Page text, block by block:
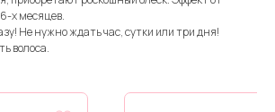
х месяцев.
Не нужно ждать час, сутки или три дня!
волоса.